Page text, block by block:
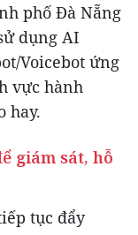
phố Đà Nẵng
dụng AI
Voicebot ứng
vực hành
hay.
giám sát, hỗ
tục đẩy